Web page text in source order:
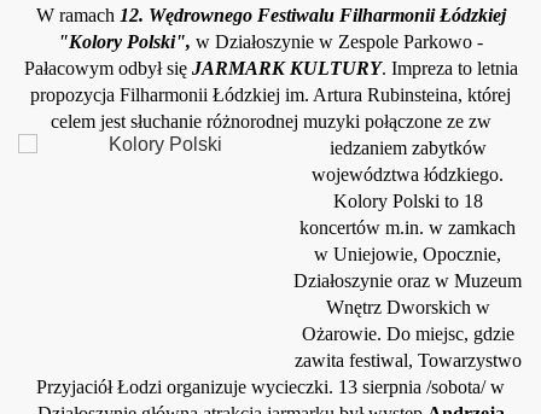
W ramach 12. Wędrownego Festiwalu Filharmonii Łódzkiej
"Kolory Polski", w Działoszynie w Zespole Parkowo -
Pałacowym odbył się JARMARK KULTURY. Impreza to letnia
propozycja Filharmonii Łódzkiej im. Artura Rubinsteina, której
celem jest słuchanie różnorodnej muzyki połączone ze zw
iedzaniem zabytków
województwa łódzkiego.
Kolory Polski to 18
koncertów m.in. w zamkach
w Uniejowie, Opocznie,
Działoszynie oraz w Muzeum
Wnętrz Dworskich w
Ożarowie. Do miejsc, gdzie
zawita festiwal, Towarzystwo
Przyjaciół Łodzi organizuje wycieczki. 13 sierpnia /sobota/ w